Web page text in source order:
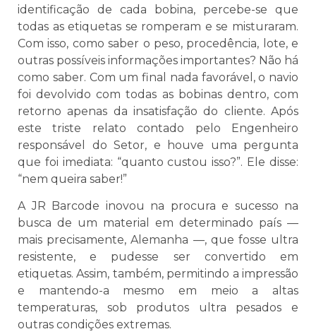
identificação de cada bobina, percebe-se que
todas as etiquetas se romperam e se misturaram.
Com isso, como saber o peso, procedência, lote, e
outras possíveis informações importantes? Não há
como saber. Com um final nada favorável, o navio
foi devolvido com todas as bobinas dentro, com
retorno apenas da insatisfação do cliente. Após
este triste relato contado pelo Engenheiro
responsável do Setor, e houve uma pergunta
que foi imediata: “quanto custou isso?”. Ele disse:
“nem queira saber!”
A JR Barcode inovou na procura e sucesso na
busca de um material em determinado país —
mais precisamente, Alemanha —, que fosse ultra
resistente, e pudesse ser convertido em
etiquetas. Assim, também, permitindo a impressão
e mantendo-a mesmo em meio a altas
temperaturas, sob produtos ultra pesados e
outras condições extremas.